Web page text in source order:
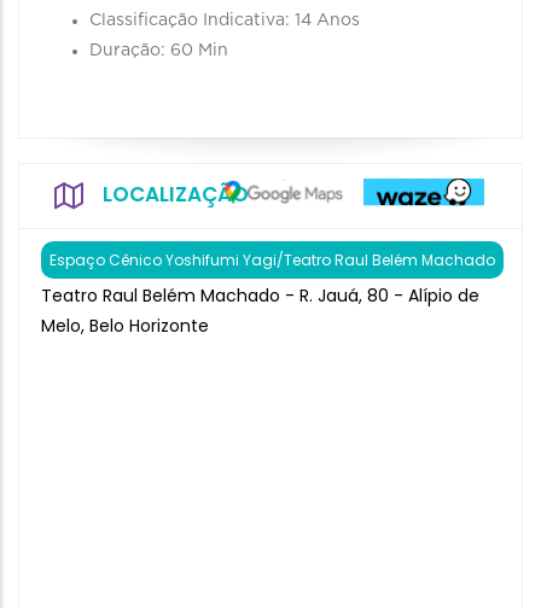
Classificação Indicativa: 14 Anos
Duração: 60 Min
LOCALIZAÇÃO
Espaço Cênico Yoshifumi Yagi/Teatro Raul Belém Machado
Teatro Raul Belém Machado - R. Jauá, 80 - Alípio de
Melo, Belo Horizonte